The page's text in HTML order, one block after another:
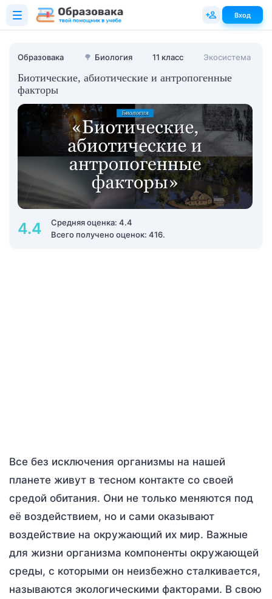
Образовака 🌳 Биология 11 класс Экосистема
Биотические, абиотические и антропогенные
факторы
4.4
Средняя оценка: 4.4
Всего получено оценок: 416.
Все без исключения организмы на нашей
планете живут в тесном контакте со своей
средой обитания. Они не только меняются под
её воздействием, но и сами оказывают
воздействие на окружающий их мир. Важные
для жизни организма компоненты окружающей
среды, с которыми он неизбежно сталкивается,
называются экологическими факторами. В свою
Вход